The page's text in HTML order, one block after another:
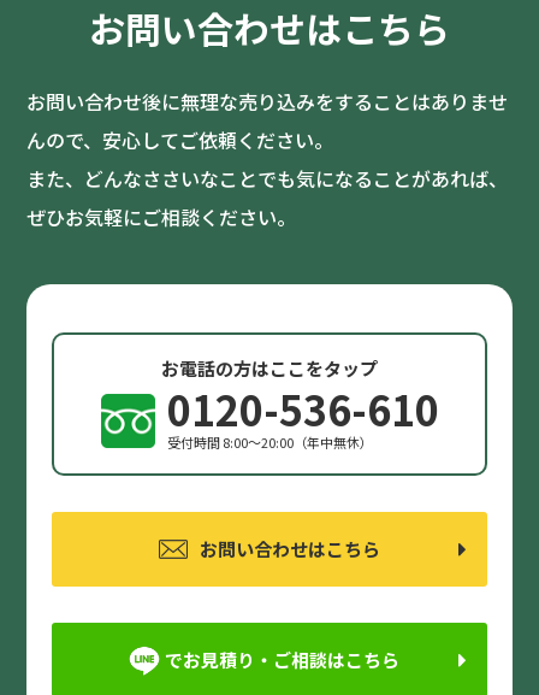
お問い合わせはこちら
お問い合わせ後に無理な売り込みをすることはありませ
んので、安心してご依頼ください。
また、どんなささいなことでも気になることがあれば、
ぜひお気軽にご相談ください。
お電話の方はここをタップ
0120-536-610
受付時間 8:00〜20:00（年中無休）
お問い合わせはこちら
でお見積り・ご相談はこちら